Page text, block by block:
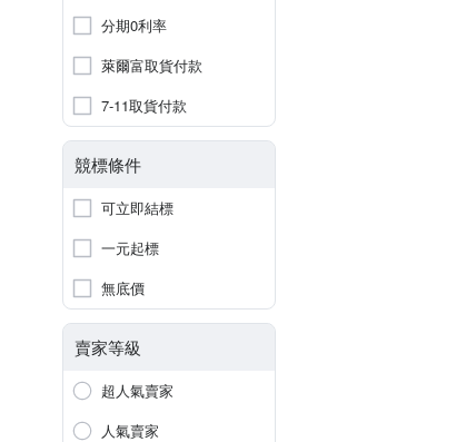
分期0利率
萊爾富取貨付款
7-11取貨付款
競標條件
可立即結標
一元起標
無底價
賣家等級
超人氣賣家
人氣賣家